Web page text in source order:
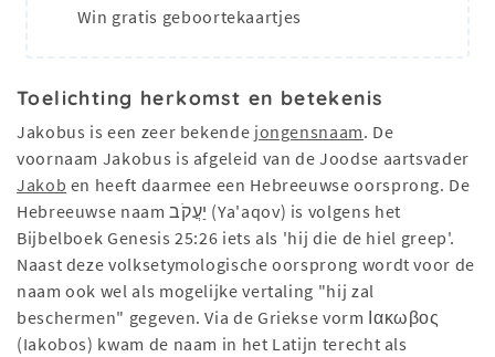
Win gratis geboortekaartjes
Toelichting herkomst en betekenis
Jakobus is een zeer bekende jongensnaam. De
voornaam Jakobus is afgeleid van de Joodse aartsvader
Jakob en heeft daarmee een Hebreeuwse oorsprong. De
Hebreeuwse naam יַעֲקֹב (Ya'aqov) is volgens het
Bijbelboek Genesis 25:26 iets als 'hij die de hiel greep'.
Naast deze volksetymologische oorsprong wordt voor de
naam ook wel als mogelijke vertaling "hij zal
beschermen" gegeven. Via de Griekse vorm Ιακωβος
(Iakobos) kwam de naam in het Latijn terecht als